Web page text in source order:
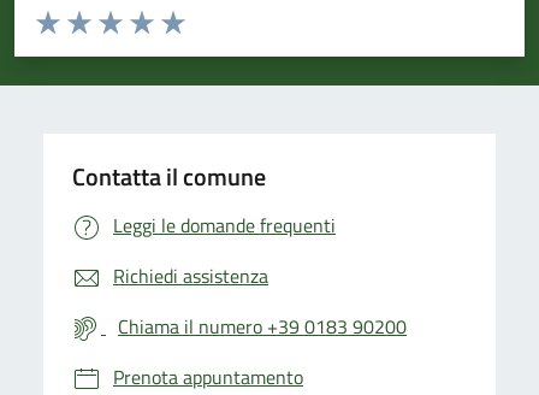
Valuta da 1 a 5 stelle la pagina
Valuta 5 stelle su 5
Valuta 4 stelle su 5
Valuta 3 stelle su 5
Valuta 2 stelle su 5
Valuta 1 stelle su 5
Contatta il comune
Leggi le domande frequenti
Richiedi assistenza
Chiama il numero +39 0183 90200
Prenota appuntamento